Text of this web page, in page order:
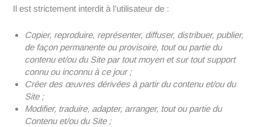
Il est strictement interdit à l’utilisateur de :
Copier, reproduire, représenter, diffuser, distribuer, publier,
de façon permanente ou provisoire, tout ou partie du
contenu et/ou du Site par tout moyen et sur tout support
connu ou inconnu à ce jour ;
Créer des œuvres dérivées à partir du contenu et/ou du
Site ;
Modifier, traduire, adapter, arranger, tout ou partie du
Contenu et/ou du Site ;